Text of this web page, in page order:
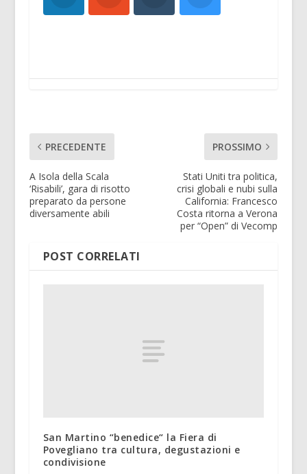
PRECEDENTE
A Isola della Scala
‘Risabili’, gara di risotto
preparato da persone
diversamente abili
PROSSIMO
Stati Uniti tra politica,
crisi globali e nubi sulla
California: Francesco
Costa ritorna a Verona
per “Open” di Vecomp
POST CORRELATI
San Martino “benedice“ la Fiera di
Povegliano tra cultura, degustazioni e
condivisione